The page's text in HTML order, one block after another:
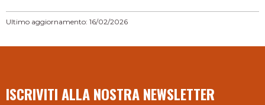
Ultimo aggiornamento: 16/02/2026
ISCRIVITI ALLA NOSTRA NEWSLETTER